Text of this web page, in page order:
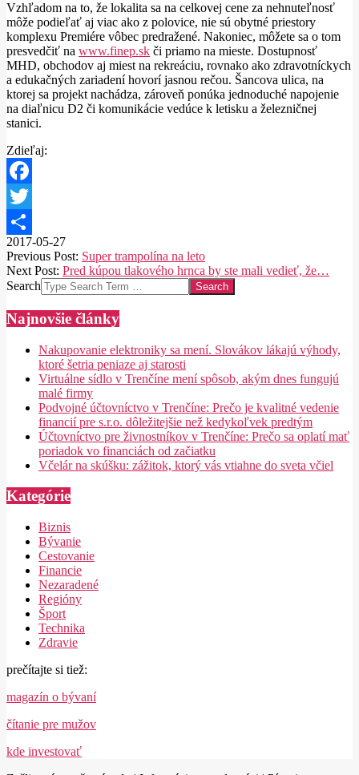
Vzhľadom na to, že lokalita sa na celkovej cene za nehnuteľnosť
môže podieľať aj viac ako z polovice, nie sú obytné priestory
komplexu Premiére vôbec predražené. Nakoniec, môžete sa o tom
presvedčiť na www.finep.sk či priamo na mieste. Dostupnosť
MHD, obchodov aj miest na rekreáciu, rovnako ako zdravotníckych
a edukačných zariadení hovorí jasnou rečou. Šancova ulica, na
ktorej sa projekt nachádza, zároveň ponúka jednoduché napojenie
na diaľnicu D2 či komunikácie vedúce k letisku a železničnej
stanici.
Zdieľaj:
Facebook
Twitter
Share
2017-05-27
Previous Post: Super trampolína na leto
Next Post: Pred kúpou tlakového hrnca by ste mali vedieť, že…
Search
Najnovšie články
Nakupovanie elektroniky sa mení. Slovákov lákajú výhody,
ktoré šetria peniaze aj starosti
Virtuálne sídlo v Trenčíne mení spôsob, akým dnes fungujú
malé firmy
Podvojné účtovníctvo v Trenčíne: Prečo je kvalitné vedenie
financií pre s.r.o. dôležitejšie než kedykoľvek predtým
Účtovníctvo pre živnostníkov v Trenčíne: Prečo sa oplatí mať
poriadok vo financiách od začiatku
Včelár na skúšku: zážitok, ktorý vás vtiahne do sveta včiel
Kategórie
Biznis
Bývanie
Cestovanie
Financie
Nezaradené
Regióny
Šport
Technika
Zdravie
prečítajte si tiež:
magazín o bývaní
čítanie pre mužov
kde investovať